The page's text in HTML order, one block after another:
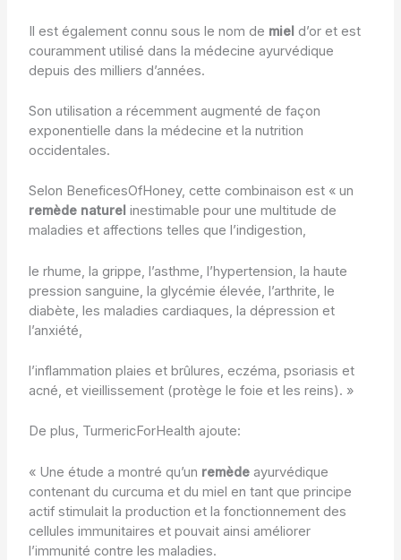
Il est également connu sous le nom de miel d’or et est
couramment utilisé dans la médecine ayurvédique
depuis des milliers d’années.
Son utilisation a récemment augmenté de façon
exponentielle dans la médecine et la nutrition
occidentales.
Selon BeneficesOfHoney, cette combinaison est « un
remède naturel inestimable pour une multitude de
maladies et affections telles que l’indigestion,
le rhume, la grippe, l’asthme, l’hypertension, la haute
pression sanguine, la glycémie élevée, l’arthrite, le
diabète, les maladies cardiaques, la dépression et
l’anxiété,
l’inflammation plaies et brûlures, eczéma, psoriasis et
acné, et vieillissement (protège le foie et les reins). »
De plus, TurmericForHealth ajoute:
« Une étude a montré qu’un remèdeayurvédique
contenant du curcuma et du miel en tant que principe
actif stimulait la production et la fonctionnement des
cellules immunitaires et pouvait ainsi améliorer
l’immunité contre les maladies.